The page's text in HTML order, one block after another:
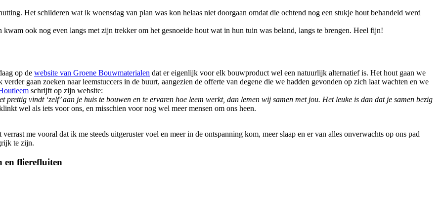
Het schilderen wat ik woensdag van plan was kon helaas niet doorgaan omdat die ochtend nog een stukje hout behandeld werd
ook nog even langs met zijn trekker om het gesnoeide hout wat in hun tuin was beland, langs te brengen. Heel fijn!
op de website van Groene Bouwmaterialen dat er eigenlijk voor elk bouwproduct wel een natuurlijk alternatief is. Het hout gaan we
gaan zoeken naar leemstuccers in de buurt, aangezien de offerte van degene die we hadden gevonden op zich laat wachten en we
schrijft op zijn website:
vindt ‘zelf’ aan je huis te bouwen en te ervaren hoe leem werkt, dan lemen wij samen met jou. Het leuke is dan dat je samen bezig
wel als iets voor ons, en misschien voor nog wel meer mensen om ons heen.
me vooral dat ik me steeds uitgeruster voel en meer in de ontspanning kom, meer slaap en er van alles onverwachts op ons pad
te zijn.
en flierefluiten